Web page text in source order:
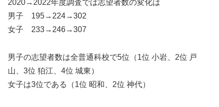
2020→2022年度調査では志望者数の変化は
男子 195→224→302
女子 233→246→307
男子の志望者数は全普通科校で5位（1位 小岩、2位 戸
山、3位 狛江、4位 城東）
女子は3位である（1位 昭和、2位 神代）